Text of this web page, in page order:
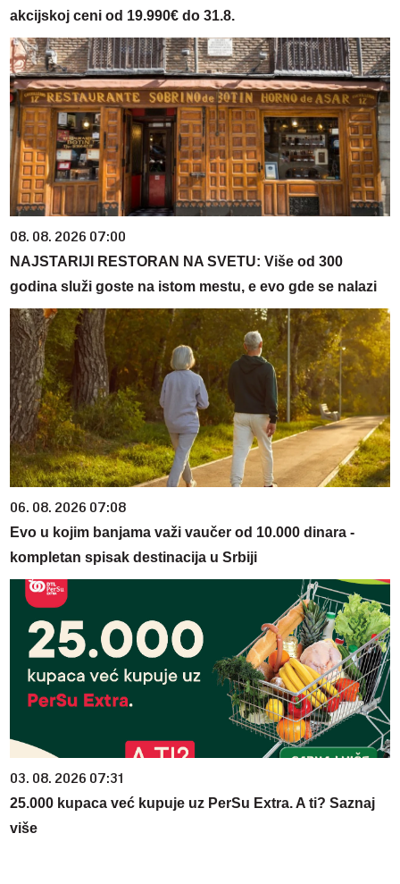
akcijskoj ceni od 19.990€ do 31.8.
08. 08. 2026 07:00
NAJSTARIJI RESTORAN NA SVETU: Više od 300
godina služi goste na istom mestu, e evo gde se nalazi
06. 08. 2026 07:08
Evo u kojim banjama važi vaučer od 10.000 dinara -
kompletan spisak destinacija u Srbiji
03. 08. 2026 07:31
25.000 kupaca već kupuje uz PerSu Extra. A ti? Saznaj
više